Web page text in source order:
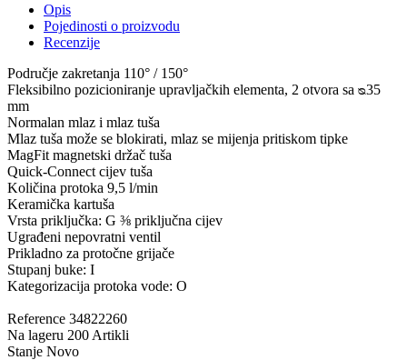
Opis
Pojedinosti o proizvodu
Recenzije
Područje zakretanja 110° / 150°
Fleksibilno pozicioniranje upravljačkih elementa, 2 otvora sa ᴓ35
mm
Normalan mlaz i mlaz tuša
Mlaz tuša može se blokirati, mlaz se mijenja pritiskom tipke
MagFit magnetski držač tuša
Quick-Connect cijev tuša
Količina protoka 9,5 l/min
Keramička kartuša
Vrsta priključka: G ⅜ priključna cijev
Ugrađeni nepovratni ventil
Prikladno za protočne grijače
Stupanj buke: I
Kategorizacija protoka vode: O
Reference 34822260
Na lageru 200 Artikli
Stanje Novo